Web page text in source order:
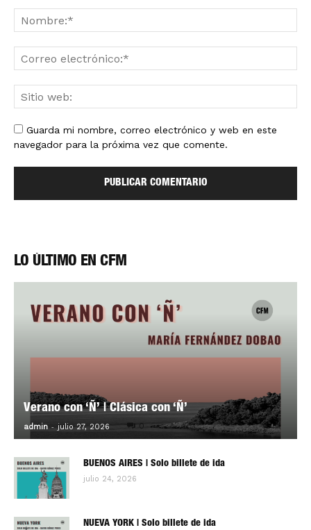
Guarda mi nombre, correo electrónico y web en este
navegador para la próxima vez que comente.
LO ÚLTIMO EN CFM
Verano con ‘Ñ’ | Clásica con ‘Ñ’
admin - julio 27, 2026 0
BUENOS AIRES | Solo billete de ida
julio 24, 2026
NUEVA YORK | Solo billete de ida